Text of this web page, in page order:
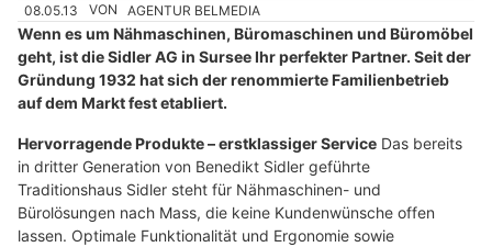
08.05.13 VON AGENTUR BELMEDIA
Wenn es um Nähmaschinen, Büromaschinen und Büromöbel
geht, ist die Sidler AG in Sursee Ihr perfekter Partner. Seit der
Gründung 1932 hat sich der renommierte Familienbetrieb
auf dem Markt fest etabliert.
Hervorragende Produkte – erstklassiger Service Das bereits
in dritter Generation von Benedikt Sidler geführte
Traditionshaus Sidler steht für Nähmaschinen- und
Bürolösungen nach Mass, die keine Kundenwünsche offen
lassen. Optimale Funktionalität und Ergonomie sowie